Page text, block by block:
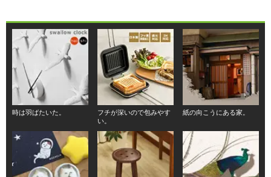
時は羽ばたいた。
フチが深いので包みやす
い。
紙の向こうにある家。